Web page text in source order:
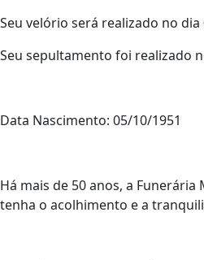
Seu velório será realizado no
Seu sepultamento foi realizado
Data Nascimento: 05/10/1951
Há mais de 50 anos, a
tenha o acolhimento e a